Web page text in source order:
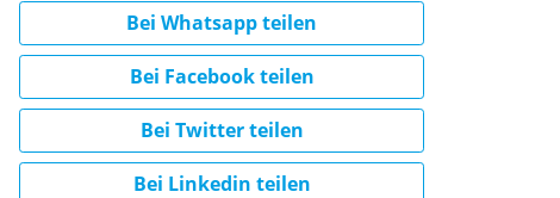
Bei Whatsapp teilen
Bei Facebook teilen
Bei Twitter teilen
Bei Linkedin teilen